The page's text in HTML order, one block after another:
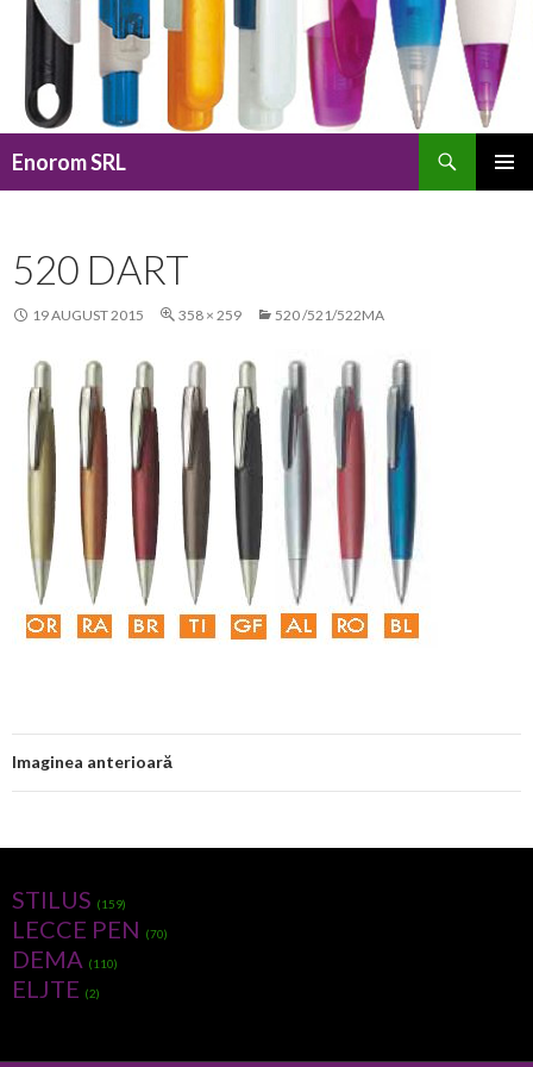
Enorom SRL
520 DART
19 AUGUST 2015 358 × 259 520 /521/522MA
Imaginea anterioară
STILUS (159)
LECCE PEN (70)
DEMA (110)
ELJTE (2)